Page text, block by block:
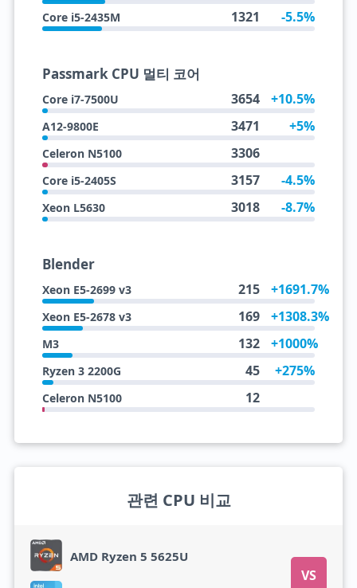
Core i5-2435M 1321 -5.5%
Passmark CPU 멀티 코어
Core i7-7500U 3654 +10.5%
A12-9800E 3471 +5%
Celeron N5100 3306
Core i5-2405S 3157 -4.5%
Xeon L5630 3018 -8.7%
Blender
Xeon E5-2699 v3 215 +1691.7%
Xeon E5-2678 v3 169 +1308.3%
M3 132 +1000%
Ryzen 3 2200G 45 +275%
Celeron N5100 12
관련 CPU 비교
AMD Ryzen 5 5625U
VS